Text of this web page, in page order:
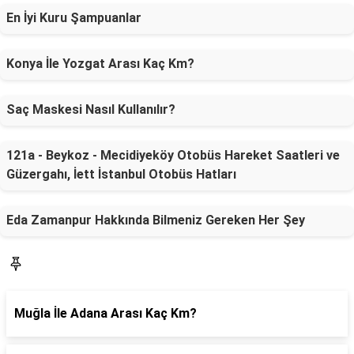
En İyi Kuru Şampuanlar
Konya İle Yozgat Arası Kaç Km?
Saç Maskesi Nasıl Kullanılır?
121a - Beykoz - Mecidiyeköy Otobüs Hareket Saatleri ve
Güzergahı, İett İstanbul Otobüs Hatları
Eda Zamanpur Hakkında Bilmeniz Gereken Her Şey
Muğla İle Adana Arası Kaç Km?